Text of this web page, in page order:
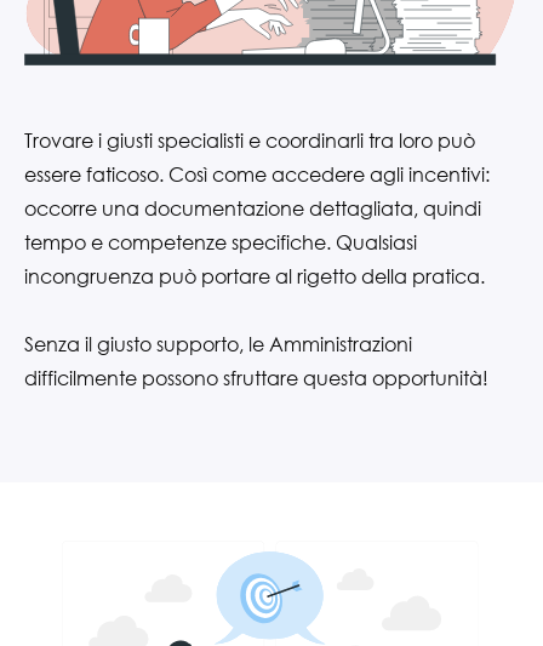
Trovare i giusti specialisti e coordinarli tra loro può
essere faticoso. Così come accedere agli incentivi:
occorre una documentazione dettagliata, quindi
tempo e competenze specifiche. Qualsiasi
incongruenza può portare al rigetto della pratica.
Senza il giusto supporto, le Amministrazioni
difficilmente possono sfruttare questa opportunità!